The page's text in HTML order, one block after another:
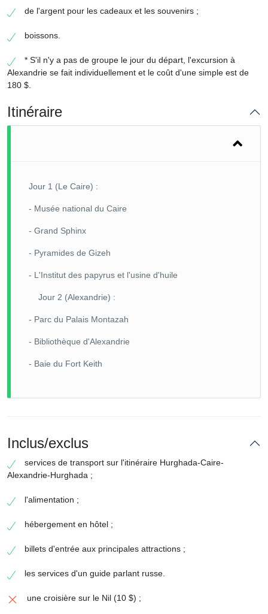
de l'argent pour les cadeaux et les souvenirs ;
boissons.
* S'il n'y a pas de groupe le jour du départ, l'excursion à
Alexandrie se fait individuellement et le coût d'une simple est de
180 $.
Itinéraire
Jour 1 (Le Caire) :
- Musée national du Caire
- Grand Sphinx
- Pyramides de Gizeh
- L'Institut des papyrus et l'usine d'huile
Jour 2 (Alexandrie) :
- Parc du Palais Montazah
- Bibliothèque d'Alexandrie
- Baie du Fort Keith
Inclus/exclus
services de transport sur l'itinéraire Hurghada-Caire-
Alexandrie-Hurghada ;
l'alimentation ;
hébergement en hôtel ;
billets d'entrée aux principales attractions ;
les services d'un guide parlant russe.
une croisière sur le Nil (10 $) ;